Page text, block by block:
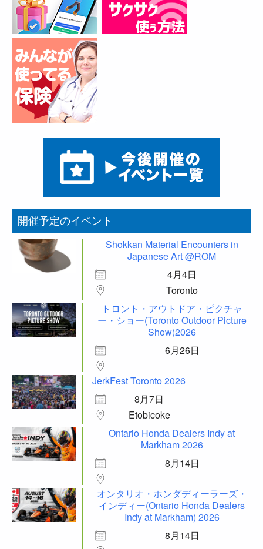
開催予定のイベント
Shokkan Material Encounters in
Japanese Art @ROM
4月4日
Toronto
トロント・アウトドア・ピクチャ
ー・ショー(Toronto Outdoor Picture
Show)2026
6月26日
JerkFest Toronto 2026
8月7日
Etobicoke
Ontario Honda Dealers Indy at
Markham 2026
8月14日
オンタリオ・ホンダディーラーズ・
インディー(Ontario Honda Dealers
Indy at Markham) 2026
8月14日